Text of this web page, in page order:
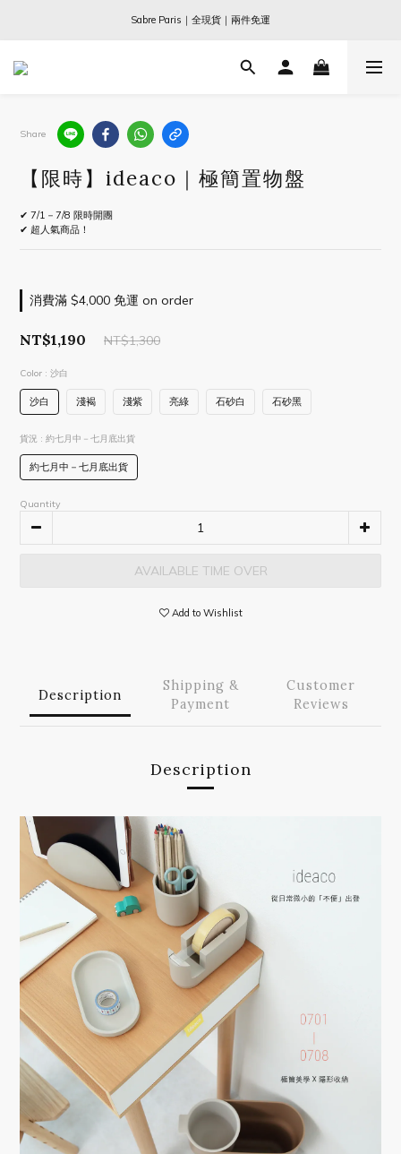
Ogata x 坂本龍一 ｜大師珍藏系列
Sabre Paris｜全現貨｜兩件免運
Ogata x 坂本龍一 ｜大師珍藏系列
Share
【限時】ideaco｜極簡置物盤
✔ 7/1－7/8 限時開團
✔ 超人氣商品！
消費滿 $4,000 免運 on order
NT$1,190 NT$1,300
Color : 沙白
沙白 淺褐 淺紫 亮綠 石砂白 石砂黑
貨況 : 約七月中－七月底出貨
約七月中－七月底出貨
Quantity
AVAILABLE TIME OVER
Add to Wishlist
Description
Shipping &
Payment
Customer
Reviews
Description